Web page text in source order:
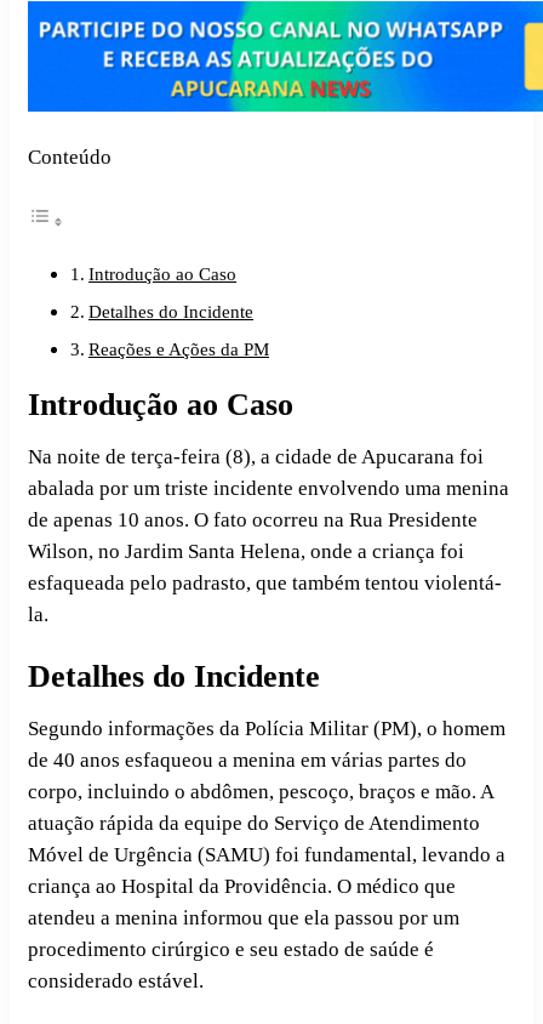
Conteúdo
Introdução ao Caso
Detalhes do Incidente
Reações e Ações da PM
Introdução ao Caso
Na noite de terça-feira (8), a cidade de Apucarana foi
abalada por um triste incidente envolvendo uma menina
de apenas 10 anos. O fato ocorreu na Rua Presidente
Wilson, no Jardim Santa Helena, onde a criança foi
esfaqueada pelo padrasto, que também tentou violentá-
la.
Detalhes do Incidente
Segundo informações da Polícia Militar (PM), o homem
de 40 anos esfaqueou a menina em várias partes do
corpo, incluindo o abdômen, pescoço, braços e mão. A
atuação rápida da equipe do Serviço de Atendimento
Móvel de Urgência (SAMU) foi fundamental, levando a
criança ao Hospital da Providência. O médico que
atendeu a menina informou que ela passou por um
procedimento cirúrgico e seu estado de saúde é
considerado estável.